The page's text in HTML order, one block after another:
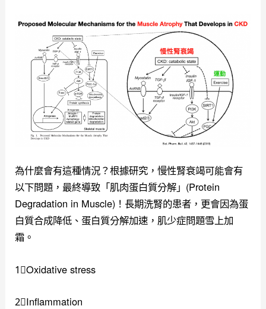
為什麼會有這種情況？根據研究，慢性腎衰竭可能會有
以下問題，最終導致「肌肉蛋白質分解」(Protein
Degradation in Muscle)！長期洗腎的患者，更會因為蛋
白質合成降低、蛋白質分解加速，肌少症問題雪上加
霜。
1⃣️Oxidative stress
2⃣️Inflammation